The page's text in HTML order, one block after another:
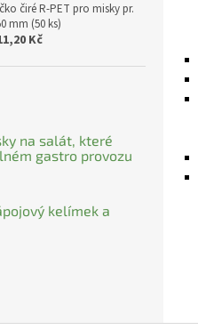
čiré R-PET pro misky pr.
mm (50 ks)
Kč
na salát, které
gastro provozu
kelímek a